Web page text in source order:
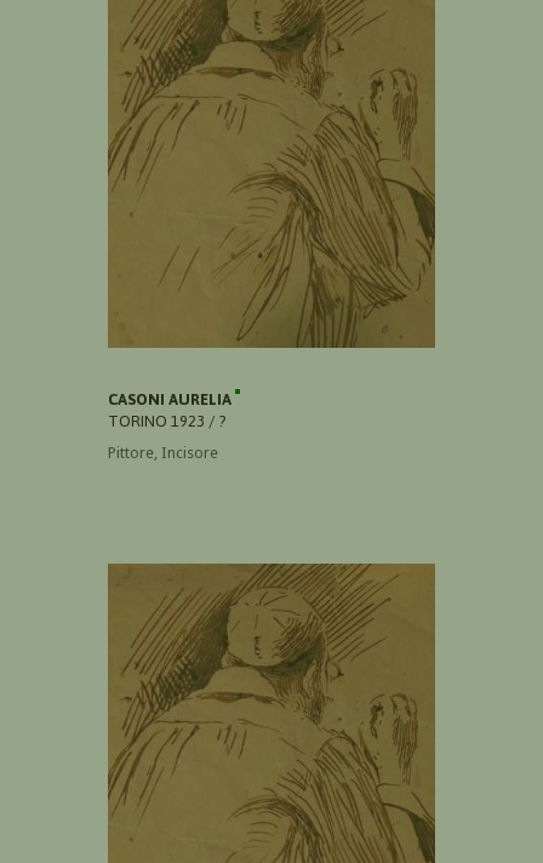
CASONI AURELIA
TORINO 1923 / ?
Pittore, Incisore